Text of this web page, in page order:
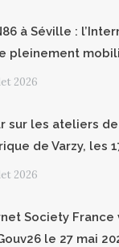
à Séville :
pleinement
2026
sur les ateliers de
de Varzy, les
2026
Society
le 27 mai